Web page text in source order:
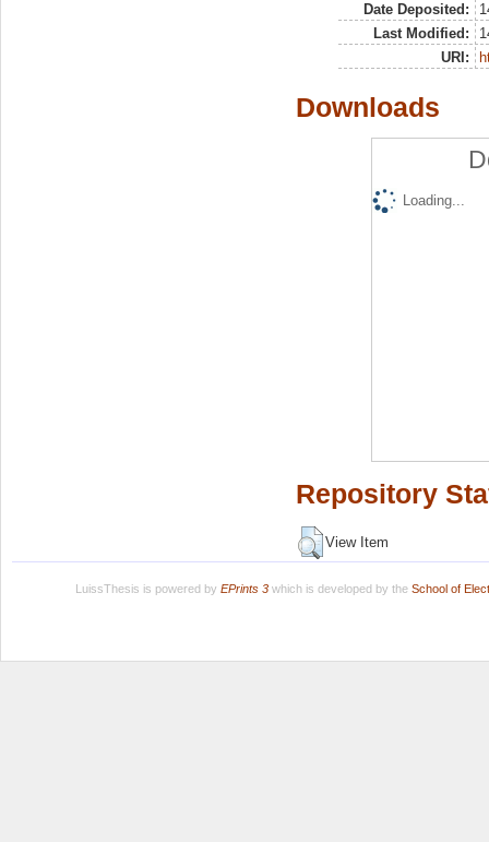
Date Deposited:
Last Modified:
URI:
Downloads
Loading...
Repository
View Item
LuissThesis is powered by EPrints 3which is developed by the School of